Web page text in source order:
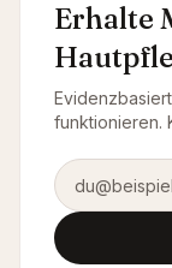
Erhalte
funktionieren.
E-Mail-